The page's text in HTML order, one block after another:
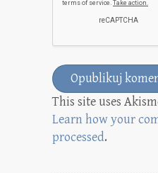
This site uses
Learn how your
processed.